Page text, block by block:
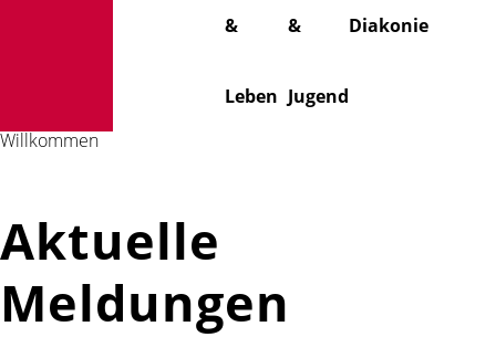
&
Leben
&
Jugend
Diakonie
Willkommen
Aktuelle
Meldungen